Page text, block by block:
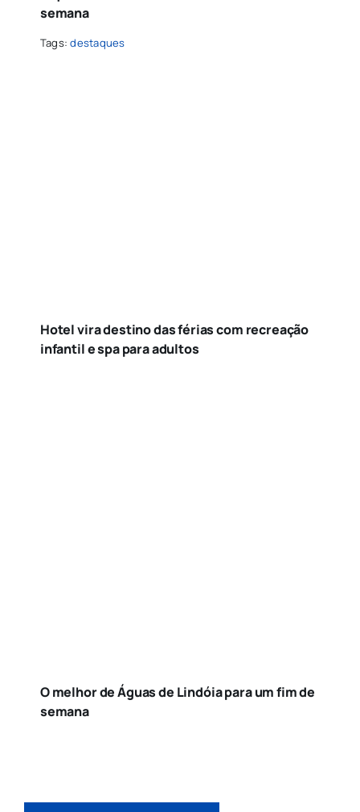
semana
Tags:destaques
Hotel vira destino das férias com recreação
infantil e spa para adultos
O melhor de Águas de Lindóia para um fim de
semana